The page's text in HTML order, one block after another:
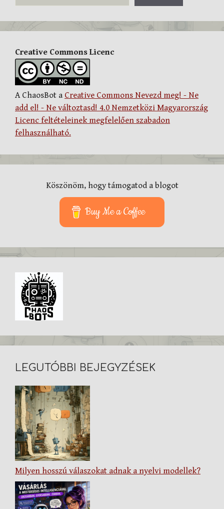
Creative Commons Licenc
A ChaosBot a Creative Commons Nevezd meg! - Ne
add el! - Ne változtasd! 4.0 Nemzetközi Magyarország
Licenc feltételeinek megfelelően szabadon
felhasználható.
Köszönöm, hogy támogatod a blogot
Buy Me a Coffee
LEGUTÓBBI BEJEGYZÉSEK
Milyen hosszú válaszokat adnak a nyelvi modellek?